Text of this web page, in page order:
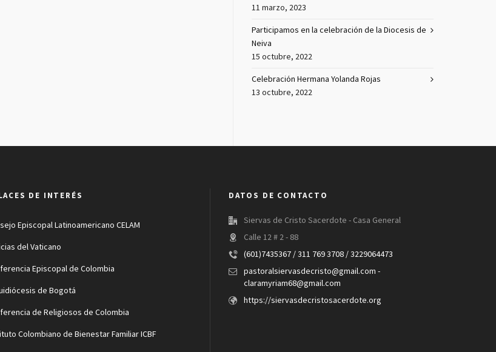
11 marzo, 2023
Participamos en la celebración de la Diocesis de
Neiva
15 octubre, 2022
Celebración Hermana Yolanda Rojas
13 octubre, 2022
DE INTERÉS
Episcopal Latinoamericano CELAM
del Vaticano
Episcopal de Colombia
de Bogotá
de Religiosos de Colombia
Colombiano de Bienestar Familiar ICBF
DATOS DE CONTACTO
Siervas de Cristo Sacerdote - Casa General
Calle 12 # 2 - 88
(601)7435367 / 311 769 3708 / 3229064473
pastoralsiervasdecristo@gmail.com -
claramyriam68@gmail.com
https://siervasdecristosacerdote.org